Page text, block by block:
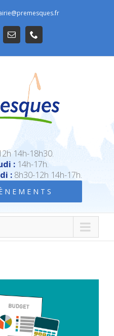
Email
14h-18h30.
:14h-17h.
:8h30-12h 14h-17h.